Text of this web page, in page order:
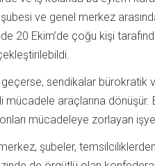
ve genel merkez
20 Ekim’de çoğu kişi
sendikalar bürokratik
mücadele araçlarına
mücadeleye zorlayan
şubeler,